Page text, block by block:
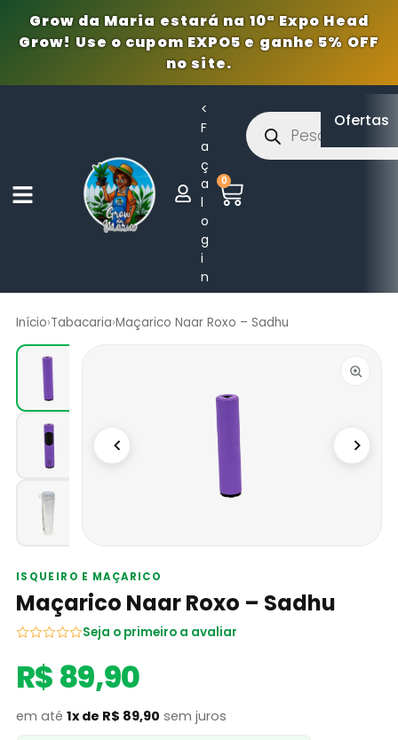
Grow da Maria estará na 10ª Expo Head
Grow! Use o cupom EXPO5 e ganhe 5% OFF
no site.
<
F
a
ç
a
l
o
g
i
n
0
Ofertas
Início›Tabacaria›Maçarico Naar Roxo – Sadhu
ISQUEIRO E MAÇARICO
Maçarico Naar Roxo – Sadhu
Seja o primeiro a avaliar
R$ 89,90
em até 1x de R$ 89,90 sem juros